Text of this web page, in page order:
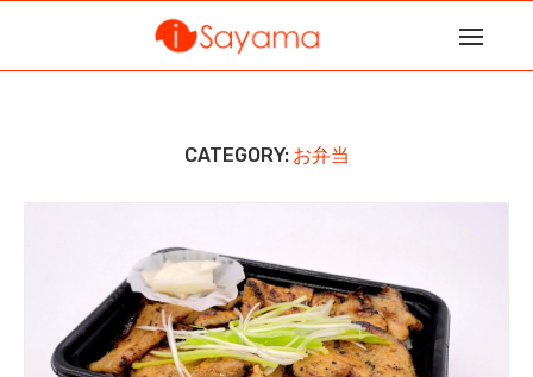
CATEGORY: お弁当